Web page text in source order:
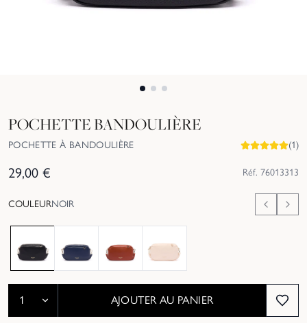
POCHETTE BANDOULIÈRE
POCHETTE À BANDOULIÈRE (1)
29,00 € Réf. 76013313
COULEURNOIR
AJOUTER AU PANIER